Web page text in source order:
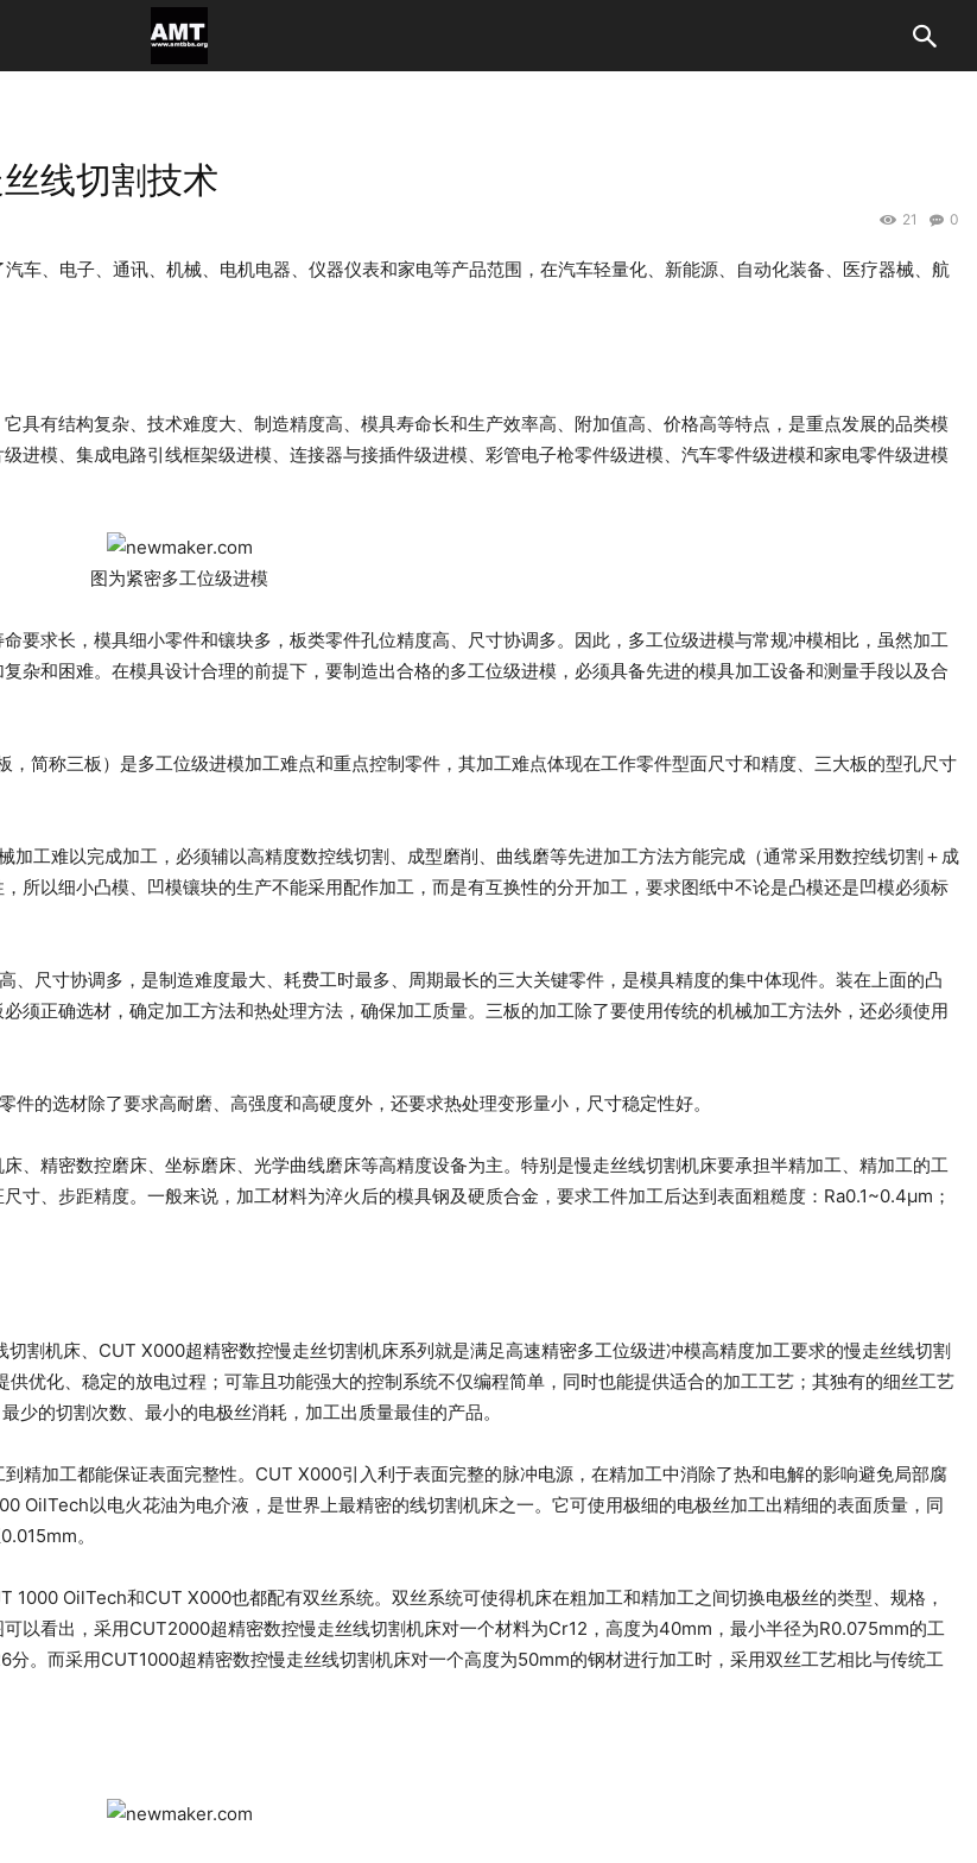
线切割技术
0
21
车、电子、通讯、机械、电机电器、仪器仪表和家电等产品范围，在汽车轻量化、新能源、自动化装备、医疗器械、航
具有结构复杂、技术难度大、制造精度高、模具寿命长和生产效率高、附加值高、价格高等特点，是重点发展的品类模
进模、集成电路引线框架级进模、连接器与接插件级进模、彩管电子枪零件级进模、汽车零件级进模和家电零件级进模
图为紧密多工位级进模
要求长，模具细小零件和镶块多，板类零件孔位精度高、尺寸协调多。因此，多工位级进模与常规冲模相比，虽然加工
杂和困难。在模具设计合理的前提下，要制造出合格的多工位级进模，必须具备先进的模具加工设备和测量手段以及合
，简称三板）是多工位级进模加工难点和重点控制零件，其加工难点体现在工作零件型面尺寸和精度、三大板的型孔尺寸
加工难以完成加工，必须辅以高精度数控线切割、成型磨削、曲线磨等先进加工方法方能完成（通常采用数控线切割＋成
所以细小凸模、凹模镶块的生产不能采用配作加工，而是有互换性的分开加工，要求图纸中不论是凸模还是凹模必须标
、尺寸协调多，是制造难度最大、耗费工时最多、周期最长的三大关键零件，是模具精度的集中体现件。装在上面的凸
须正确选材，确定加工方法和热处理方法，确保加工质量。三板的加工除了要使用传统的机械加工方法外，还必须使用
的选材除了要求高耐磨、高强度和高硬度外，还要求热处理变形量小，尺寸稳定性好。
、精密数控磨床、坐标磨床、光学曲线磨床等高精度设备为主。特别是慢走丝线切割机床要承担半精加工、精加工的工
寸、步距精度。一般来说，加工材料为淬火后的模具钢及硬质合金，要求工件加工后达到表面粗糙度：Ra0.1~0.4μm；
割机床、CUT X000超精密数控慢走丝切割机床系列就是满足高速精密多工位级进冲模高精度加工要求的慢走丝线切割
优化、稳定的放电过程；可靠且功能强大的控制系统不仅编程简单，同时也能提供适合的加工工艺；其独有的细丝工艺
的切割次数、最小的电极丝消耗，加工出质量最佳的产品。
精加工都能保证表面完整性。CUT X000引入利于表面完整的脉冲电源，在精加工中消除了热和电解的影响避免局部腐
OilTech以电火花油为电介液，是世界上最精密的线切割机床之一。它可使用极细的电极丝加工出精细的表面质量，同
。
OilTech和CUT X000也都配有双丝系统。双丝系统可使得机床在粗加工和精加工之间切换电极丝的类型、规格，
以看出，采用CUT2000超精密数控慢走丝线切割机床对一个材料为Cr12，高度为40mm，最小半径为R0.075mm的工
。而采用CUT1000超精密数控慢走丝线切割机床对一个高度为50mm的钢材进行加工时，采用双丝工艺相比与传统工